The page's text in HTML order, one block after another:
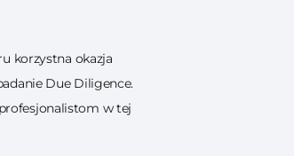
korzystna okazja
Due Diligence.
w tej